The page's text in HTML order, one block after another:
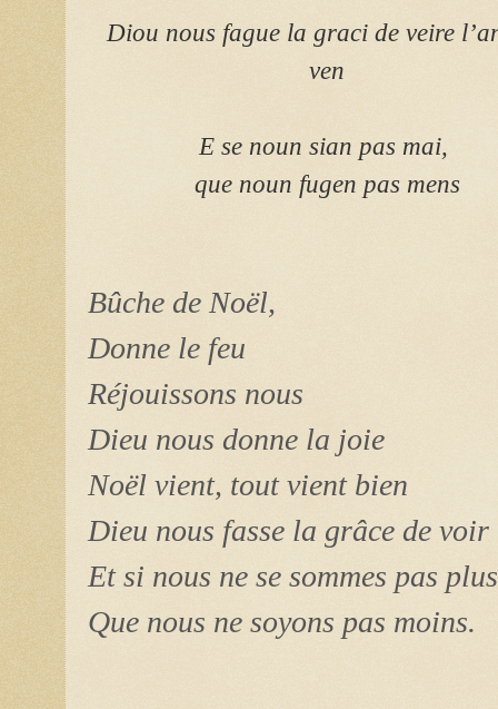
Diou nous fague la graci de veire
ven
E se noun sian pas mai,
que noun fugen pas mens
Bûche de Noël,
Donne le feu
Réjouissons nous
Dieu nous donne la joie
Noël vient, tout vient bien
Dieu nous fasse la grâce de
Et si nous ne se sommes pas plus
Que nous ne soyons pas moins.